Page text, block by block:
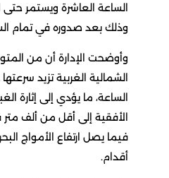
الساعة العاشرة ويستمر
وذلك بعد صدوره في تمام الساعة 15:23
وأوضحت الإدارة أن من
الساعة، ما يؤدي إلى إثارة
الأفقية إلى أقل من ألف
فيما يصل ارتفاع الأمواج
أقدام.